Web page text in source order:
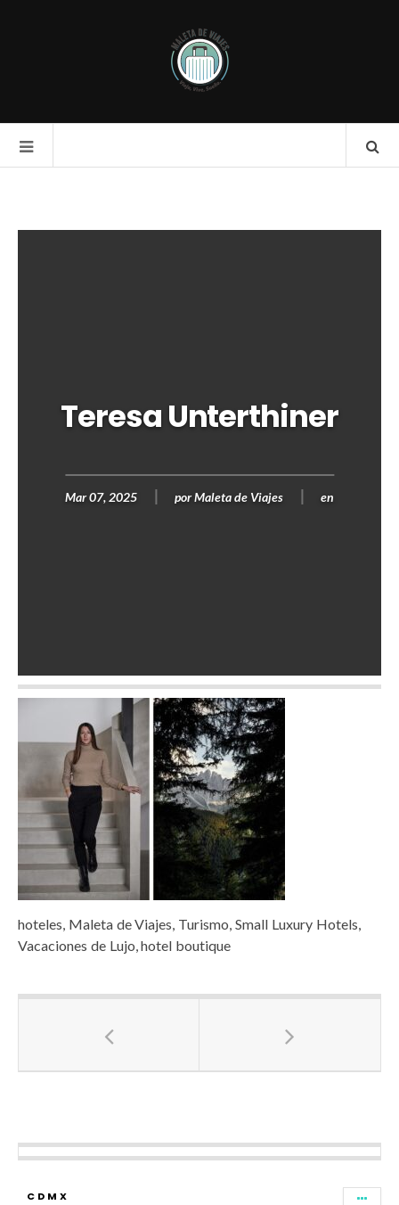
Teresa Unterthiner
Mar 07, 2025 porMaleta de Viajes en
hoteles, Maleta de Viajes, Turismo, Small Luxury Hotels,
Vacaciones de Lujo, hotel boutique
CDMX